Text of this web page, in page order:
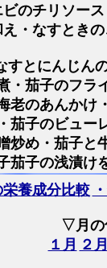
ビのチリソース
え・なすとき
すとにんじん
・茄子のフ
老のあんか
茄子のビュー
炒め・茄子
茄子の浅漬け
養成分比較
▽月の
１月 ２月